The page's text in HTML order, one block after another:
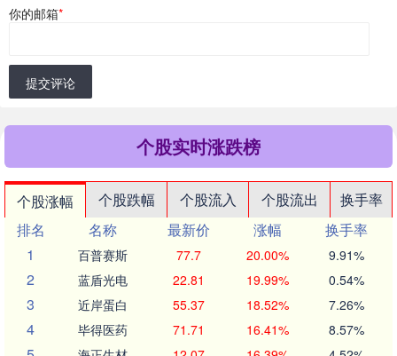
你的邮箱*
提交评论
个股实时涨跌榜
个股涨幅 个股跌幅 个股流入 个股流出
换手率
排名
名称 最新价 涨幅
换手率
1
百普赛斯 77.7 20.00% 9.91%
2 蓝盾光电 22.81 19.99% 0.54%
3 近岸蛋白 55.37 18.52% 7.26%
4 毕得医药 71.71 16.41% 8.57%